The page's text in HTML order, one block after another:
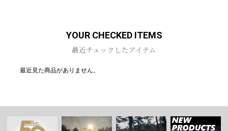
YOUR CHECKED ITEMS
最近チェックしたアイテム
最近見た商品がありません。